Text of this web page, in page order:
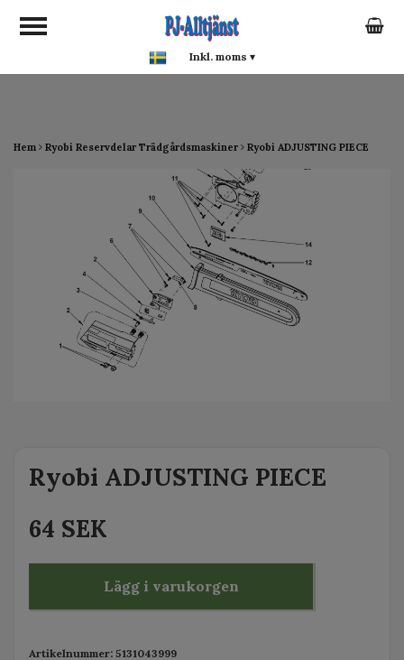
google-site-verification:
google0142a1f5f0015a93.html
Hem Ryobi Reservdelar Trädgårdsmaskiner Ryobi ADJUSTING PIECE
Ryobi ADJUSTING PIECE
64 SEK
Lägg i varukorgen
Artikelnummer: 5131043999
Inkl. moms ▾